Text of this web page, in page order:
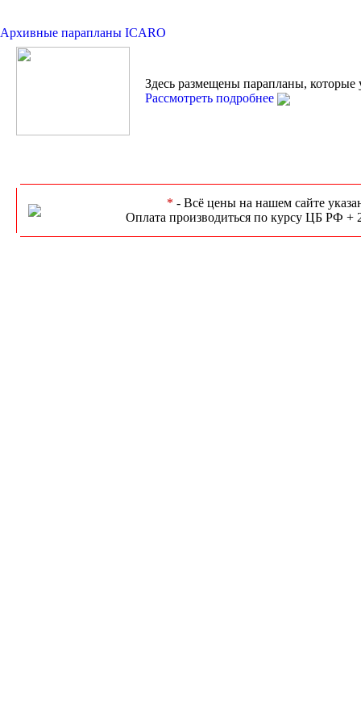
Архивные парапланы ICARO
Здесь размещены парапланы, которые
Рассмотреть подробнее
* - Всё цены на нашем сайте
Оплата производиться по курсу ЦБ РФ +